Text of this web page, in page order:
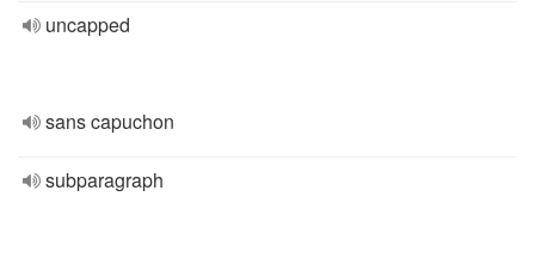
uncapped
sans capuchon
subparagraph